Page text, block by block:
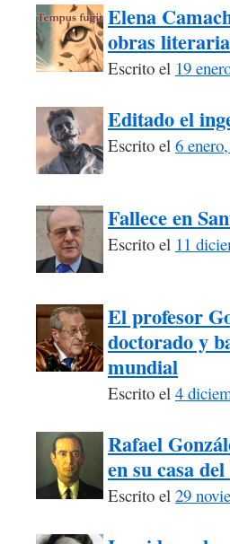
Elena
obras
Escrito el 19
Editado el
Escrito el 6
Fallece en
Escrito el 11
El profesor
doctorado y
mundial
Escrito el 4
Rafael
en su casa
Escrito el 29